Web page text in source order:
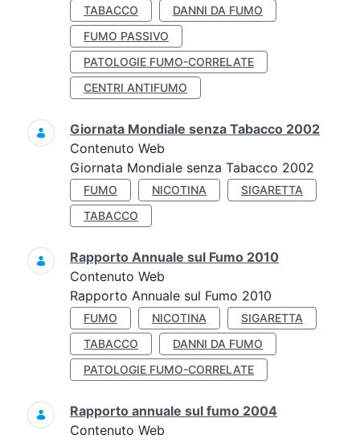
TABACCO
DANNI DA FUMO
FUMO PASSIVO
PATOLOGIE FUMO-CORRELATE
CENTRI ANTIFUMO
Giornata Mondiale senza Tabacco 2002
Contenuto Web
Giornata Mondiale senza Tabacco 2002
FUMO NICOTINA
SIGARETTA
TABACCO
Rapporto Annuale sul Fumo 2010
Contenuto Web
Rapporto Annuale sul Fumo 2010
FUMO NICOTINA
SIGARETTA
TABACCO
DANNI DA FUMO
PATOLOGIE FUMO-CORRELATE
Rapporto annuale sul fumo 2004
Contenuto Web